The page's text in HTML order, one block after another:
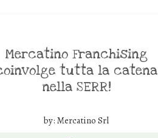
Mercatino Franchising
tutta la catena
nella SERR!
by: Mercatino Srl